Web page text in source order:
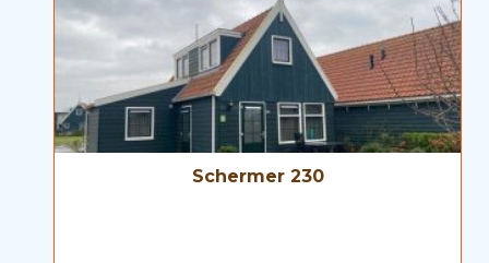
Schermer 230